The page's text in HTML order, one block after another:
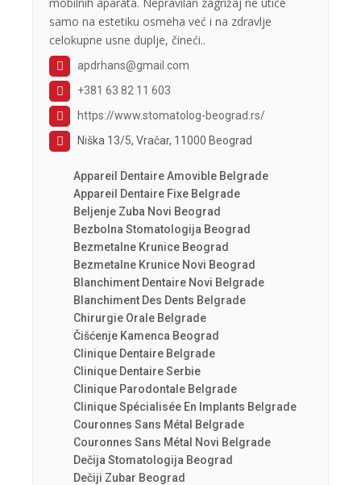
samo na estetiku osmeha već i na zdravlje
celokupne usne duplje, čineći..
apdrhans@gmail.com
+381 63 82 11 603
https://www.stomatolog-beograd.rs/
Niška 13/5, Vračar, 11000 Beograd
Appareil Dentaire Amovible Belgrade
Appareil Dentaire Fixe Belgrade
Beljenje Zuba Novi Beograd
Bezbolna Stomatologija Beograd
Bezmetalne Krunice Beograd
Bezmetalne Krunice Novi Beograd
Blanchiment Dentaire Novi Belgrade
Blanchiment Des Dents Belgrade
Chirurgie Orale Belgrade
Čišćenje Kamenca Beograd
Clinique Dentaire Belgrade
Clinique Dentaire Serbie
Clinique Parodontale Belgrade
Clinique Spécialisée En Implants Belgrade
Couronnes Sans Métal Belgrade
Couronnes Sans Métal Novi Belgrade
Dečija Stomatologija Beograd
Dečiji Zubar Beograd